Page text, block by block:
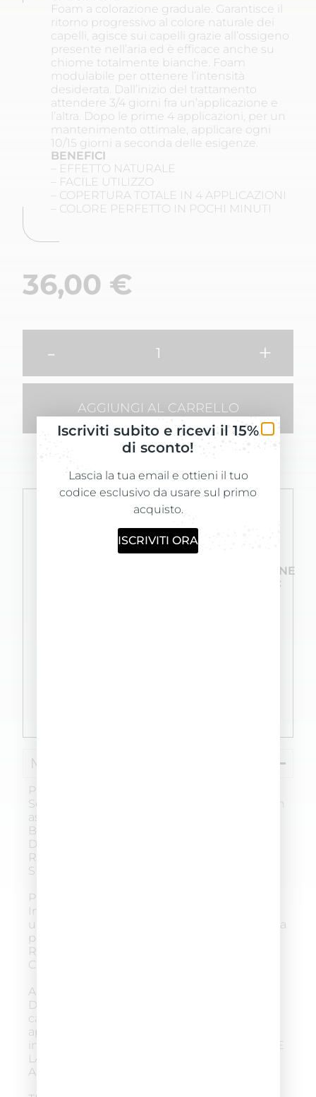
Foam a colorazione graduale. Garantisce il
ritorno progressivo al colore naturale dei
capelli, agisce sui capelli grazie all’ossigeno
presente nell’aria ed è efficace anche su
chiome totalmente bianche. Foam
modulabile per ottenere l’intensità
desiderata. Dall’inizio del trattamento
attendere 3/4 giorni fra un’applicazione e
l’altra. Dopo le prime 4 applicazioni, per un
mantenimento ottimale, applicare ogni
10/15 giorni a seconda delle esigenze.
BENEFICI
– EFFETTO NATURALE
– FACILE UTILIZZO
– COPERTURA TOTALE IN 4 APPLICAZIONI
– COLORE PERFETTO IN POCHI MINUTI
36,00 €
- +
AGGIUNGI AL CARRELLO
CONFEZIONE
CONTIENE:
Modo d'uso
PREPARAZIONE
Se vestiti proteggere gli abiti appoggiando un
asciugamano scuro sulle spalle. AGITARE
BENE COLOR ACTIVATOR FOAM PRIMA
DELL’USO. PER IL PRIMO UTILIZZO
ROMPERE IL SIGILLO DI GARANZIA
SPINGENDO LA PUNTA DELL’EROGATORE.
PREPARAZIONE APPLICAZIONE
Indossare i guanti in dotazione ed erogare
una piccola quantità di prodotto sulla spazzola
per poi procedere all’applicazione. PER
RIUTILIZZARE I GUANTI SCIACQUARLI CON
CURA.
APPLICAZIONE
Distribuire il prodotto uniformemente sui
capelli asciutti. La schiuma può essere
applicata su tutti i capelli o solo sulle zone
interessate. AL TERMINE DELL’APPLICAZIONE
LAVARE LA SPAZZOLA IN DOTAZIONE CON
ABBONDANTE ACQUA.
Iscriviti subito e ricevi il 15%
di sconto!
Lascia la tua email e ottieni il tuo
codice esclusivo da usare sul primo
acquisto.
ISCRIVITI ORA